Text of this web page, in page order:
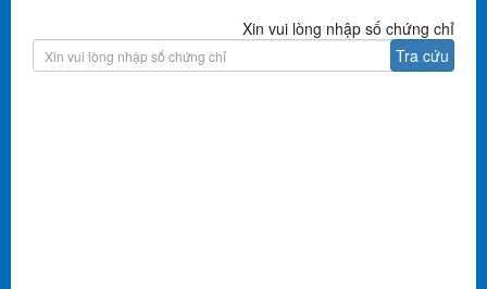
Xin vui lòng nhập số chứng chỉ